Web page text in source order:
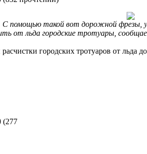
С помощью такой вот дорожной фрезы,
от льда городские тротуары,
городских тротуаров от
(277